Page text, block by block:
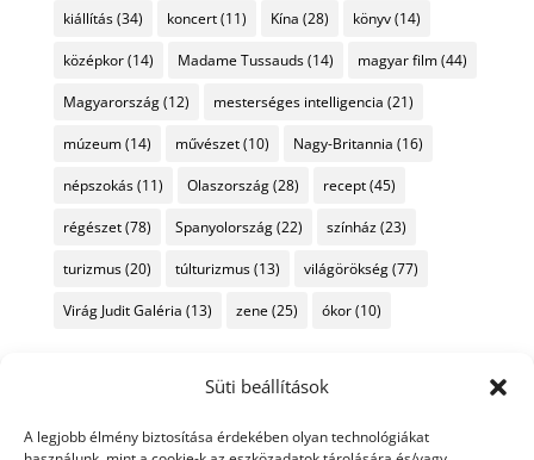
Süti beállítások
A legjobb élmény biztosítása érdekében olyan technológiákat
kiállítás(34) koncert(11) Kína (28) könyv(14)
középkor(14) Madame Tussauds(14) magyar film(44)
Magyarország(12) mesterséges intelligencia (21)
múzeum(14) művészet(10) Nagy-Britannia (16)
népszokás(11) Olaszország(28) recept(45)
régészet(78) Spanyolország(22) színház(23)
turizmus(20) túlturizmus(13) világörökség(77)
Virág Judit Galéria (13) zene (25) ókor(10)